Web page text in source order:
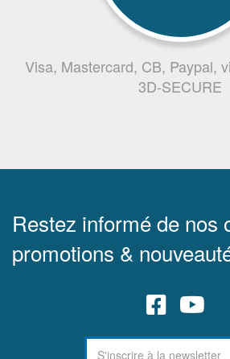
Visa, Mastercard, CB, Paypal,
3D-SECURE
Restez informé de nos
promotions &